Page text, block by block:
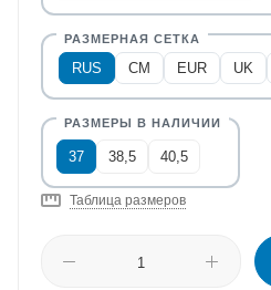
RUS CM EUR UK
37 38,5 40,5
Таблица размеров